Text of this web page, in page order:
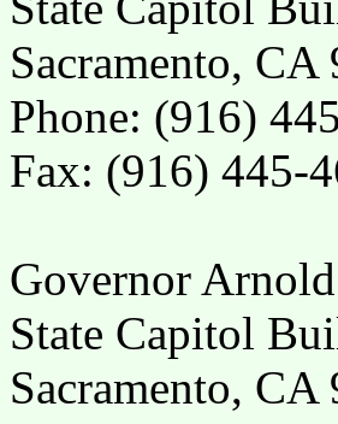
Sacramento, CA
Phone: (916)
Fax: (916) 445-
Governor
State Capitol
Sacramento, CA